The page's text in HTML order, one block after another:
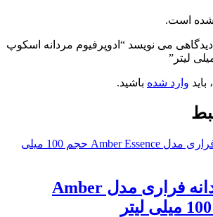
است.
می نویسد “ادوپرفیوم مردانه اسکوپ
وارد شده باشید.
ادو پرفیوم مردانه فراری مدل Amber